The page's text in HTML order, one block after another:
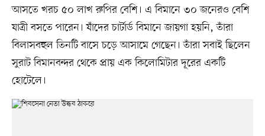
আসতে খরচ ৫০ লাখ রুপির বেশি। এ বিমানে ৩০ জনেরও বেশি
যাত্রী বসতে পারেন। যাঁদের চার্টার্ড বিমানে জায়গা হয়নি, তাঁরা
বিলাসবহুল তিনটি বাসে চড়ে আসামে গেছেন। তাঁরা সবাই ছিলেন
সুরাট বিমানবন্দর থেকে প্রায় এক কিলোমিটার দূরের একটি
হোটেলে।